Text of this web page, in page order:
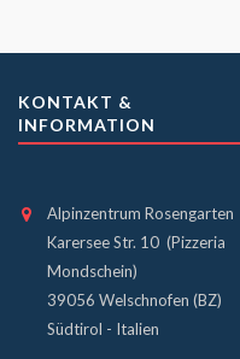
KONTAKT &
INFORMATION
Alpinzentrum Rosengarten
Karersee Str. 10 (Pizzeria
Mondschein)
39056 Welschnofen (BZ)
Südtirol - Italien